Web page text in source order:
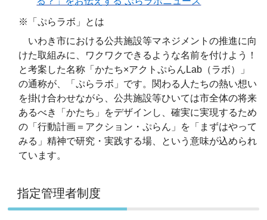
※「ぷらラボ」とは
いわき市における公共施設等マネジメントの推進に向
けた取組みに、ワクワクできるような名前を付けよう！
と考案した名称「かたち×アクトぷらんLab（ラボ）」
の通称が、「ぷらラボ」です。関わる人たちの熱い想い
を掛け合わせながら、公共施設等ひいては市全体の将来
あるべき「かたち」をデザインし、確実に実現するため
の「行動計画＝アクション・ぷらん」を「まずはやって
みる」精神で研究・実践する場、という意味が込められ
ています。
指定管理者制度